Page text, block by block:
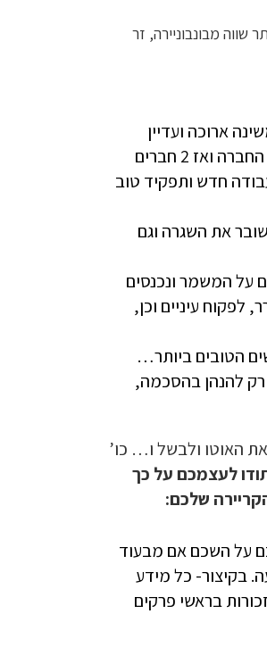
מבונבוניירה, זר
ארוכה ועדיין
ממצמץ בעיניו בגלל שהאור מסנוור אותו או…או פשוט מישהו שעובד שנים באותה החברה ואז 2 חברים
חדש ותפקיד טוב
את השגרה וגם
על המשמר ונכנסים
עיניים וכן,
הטובים ביותר…
רק להנהן בהסכמה,
את האוטו ולבשל ו… כו’
לעצמכם על כך
על השכם אם מבעוד
בקיצור- כל מידע
בראשי פרקים